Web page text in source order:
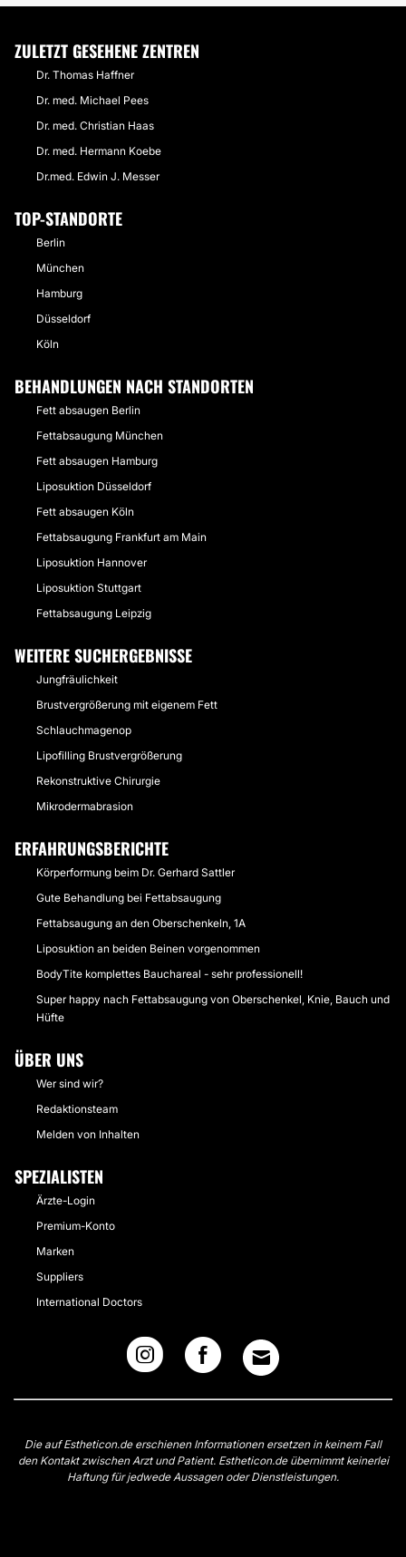
ZULETZT GESEHENE ZENTREN
Dr. Thomas Haffner
Dr. med. Michael Pees
Dr. med. Christian Haas
Dr. med. Hermann Koebe
Dr.med. Edwin J. Messer
TOP-STANDORTE
Berlin
München
Hamburg
Düsseldorf
Köln
BEHANDLUNGEN NACH STANDORTEN
Fett absaugen Berlin
Fettabsaugung München
Fett absaugen Hamburg
Liposuktion Düsseldorf
Fett absaugen Köln
Fettabsaugung Frankfurt am Main
Liposuktion Hannover
Liposuktion Stuttgart
Fettabsaugung Leipzig
WEITERE SUCHERGEBNISSE
Jungfräulichkeit
Brustvergrößerung mit eigenem Fett
Schlauchmagenop
Lipofilling Brustvergrößerung
Rekonstruktive Chirurgie
Mikrodermabrasion
ERFAHRUNGSBERICHTE
Körperformung beim Dr. Gerhard Sattler
Gute Behandlung bei Fettabsaugung
Fettabsaugung an den Oberschenkeln, 1A
Liposuktion an beiden Beinen vorgenommen
BodyTite komplettes Bauchareal - sehr professionell!
Super happy nach Fettabsaugung von Oberschenkel, Knie, Bauch und
Hüfte
ÜBER UNS
Wer sind wir?
Redaktionsteam
Melden von Inhalten
SPEZIALISTEN
Ärzte-Login
Premium-Konto
Marken
Suppliers
International Doctors
Die auf Estheticon.de erschienen Informationen ersetzen in keinem Fall
den Kontakt zwischen Arzt und Patient. Estheticon.de übernimmt keinerlei
Haftung für jedwede Aussagen oder Dienstleistungen.